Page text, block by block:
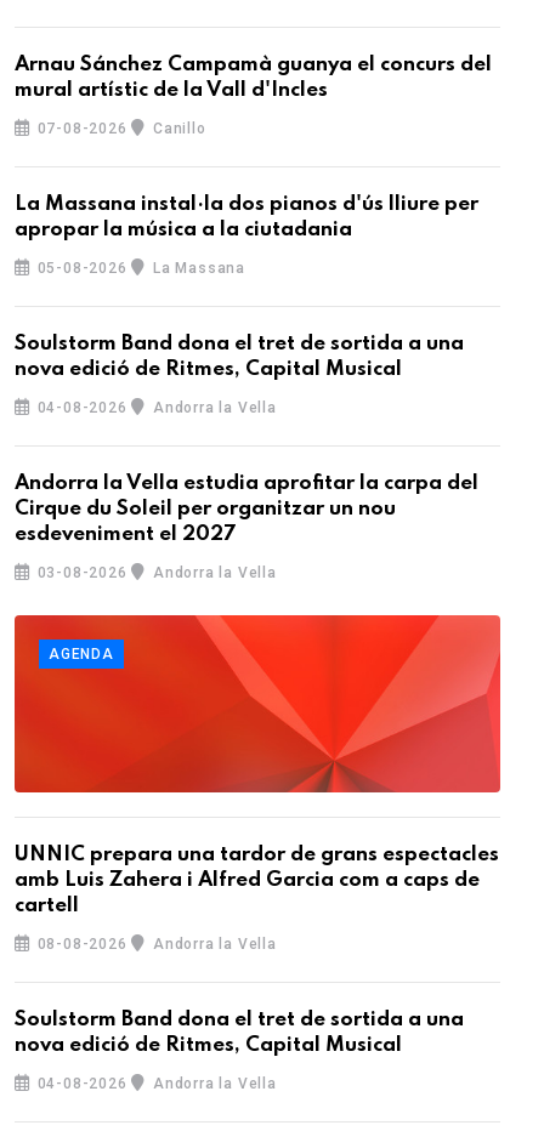
Arnau Sánchez Campamà guanya el concurs del
mural artístic de la Vall d'Incles
07-08-2026 Canillo
La Massana instal·la dos pianos d'ús lliure per
apropar la música a la ciutadania
05-08-2026 La Massana
Soulstorm Band dona el tret de sortida a una
nova edició de Ritmes, Capital Musical
04-08-2026 Andorra la Vella
Andorra la Vella estudia aprofitar la carpa del
Cirque du Soleil per organitzar un nou
esdeveniment el 2027
03-08-2026 Andorra la Vella
AGENDA
UNNIC prepara una tardor de grans espectacles
amb Luis Zahera i Alfred Garcia com a caps de
cartell
08-08-2026 Andorra la Vella
Soulstorm Band dona el tret de sortida a una
nova edició de Ritmes, Capital Musical
04-08-2026 Andorra la Vella